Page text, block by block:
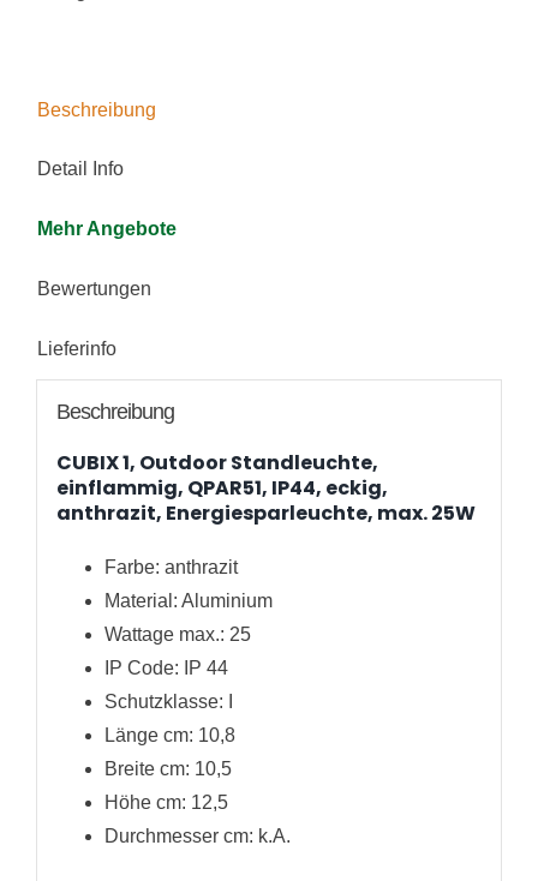
Menge
Beschreibung
Detail Info
Mehr Angebote
Bewertungen
Lieferinfo
Beschreibung
CUBIX 1, Outdoor Standleuchte,
einflammig, QPAR51, IP44, eckig,
anthrazit, Energiesparleuchte, max. 25W
Farbe: anthrazit
Material: Aluminium
Wattage max.: 25
IP Code: IP 44
Schutzklasse: I
Länge cm: 10,8
Breite cm: 10,5
Höhe cm: 12,5
Durchmesser cm: k.A.